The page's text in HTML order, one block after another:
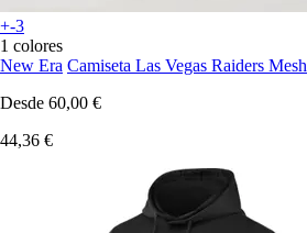
+-3
1 colores
New Era Camiseta Las Vegas Raiders Mesh
Desde 60,00 €
44,36 €